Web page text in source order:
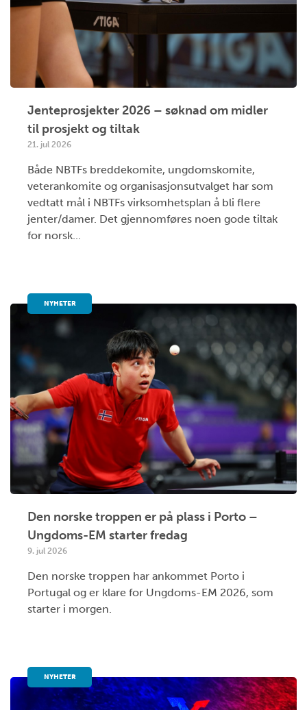
Jenteprosjekter 2026 – søknad om midler
til prosjekt og tiltak
21. jul 2026
Både NBTFs breddekomite, ungdomskomite,
veterankomite og organisasjonsutvalget har som
vedtatt mål i NBTFs virksomhetsplan å bli flere
jenter/damer. Det gjennomføres noen gode tiltak
for norsk...
NYHETER
Den norske troppen er på plass i Porto –
Ungdoms-EM starter fredag
9. jul 2026
Den norske troppen har ankommet Porto i
Portugal og er klare for Ungdoms-EM 2026, som
starter i morgen.
NYHETER